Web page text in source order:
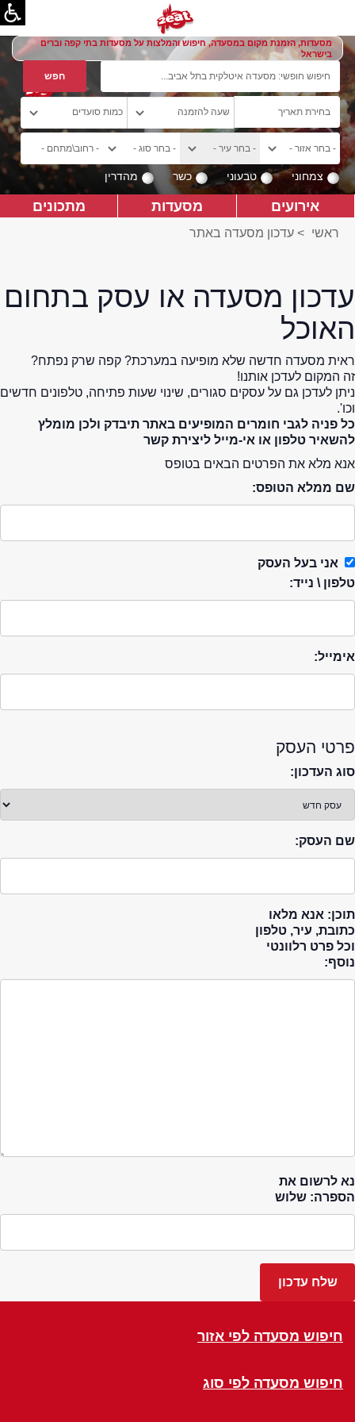
מסעדות, הזמנת מקום במסעדה, חיפוש והמלצות על מסעדות בתי קפה וברים
בישראל
צמחוני טבעוני כשר מהדרין
אירועים מסעדות מתכונים
ראשי > עדכון מסעדה באתר
עדכון מסעדה או עסק בתחום
האוכל
ראית מסעדה חדשה שלא מופיעה במערכת? קפה שרק נפתח?
זה המקום לעדכן אותנו!
ניתן לעדכן גם על עסקים סגורים, שינוי שעות פתיחה, טלפונים חדשים
וכו'.
כל פניה לגבי חומרים המופיעים באתר תיבדק ולכן מומלץ
להשאיר טלפון או אי-מייל ליצירת קשר
אנא מלא את הפרטים הבאים בטופס
שם ממלא הטופס:
אני בעל העסק
טלפון \ נייד:
אימייל:
פרטי העסק
סוג העדכון:
שם העסק:
תוכן: אנא מלאו
כתובת, עיר, טלפון
וכל פרט רלוונטי
נוסף:
נא לרשום את
הספרה: שלוש
חיפוש מסעדה לפי אזור
חיפוש מסעדה לפי סוג